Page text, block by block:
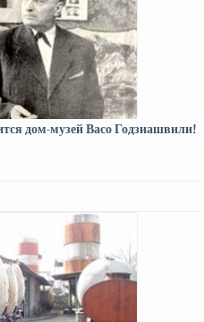
дом-музей Васо Годзиашвили!